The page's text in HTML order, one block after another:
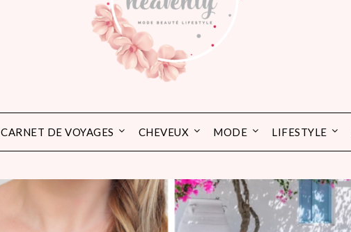
CARNET DE VOYAGES CHEVEUX MODE LIFESTYLE